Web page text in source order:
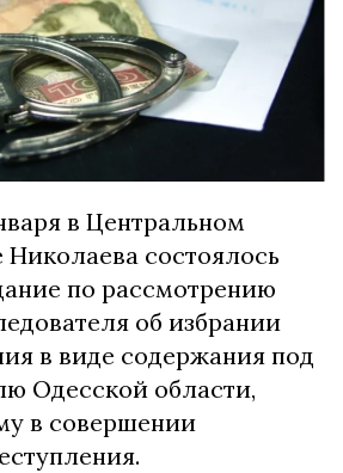
в Центральном
состоялось
по рассмотрению
об избрании
в виде содержания под
Одесской области,
в совершении